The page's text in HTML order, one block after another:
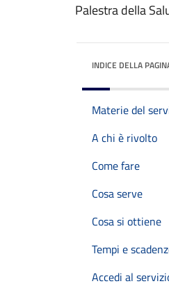
Palestra della
INDICE DELLA
Materie del
A chi è rivolto
Come fare
Cosa serve
Cosa si ottiene
Tempi e
Accedi al